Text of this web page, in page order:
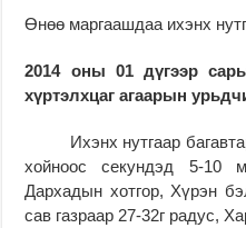
Өнөө маргаашдаа ихэнх
2014 оны 01 дүгээр
хүртэлхцаг агаарын
Ихэнх нутгаар
хойноос секундэд 5-10
Дархадын хотгор, Хүрэн
сав газраар 27-32г радус,